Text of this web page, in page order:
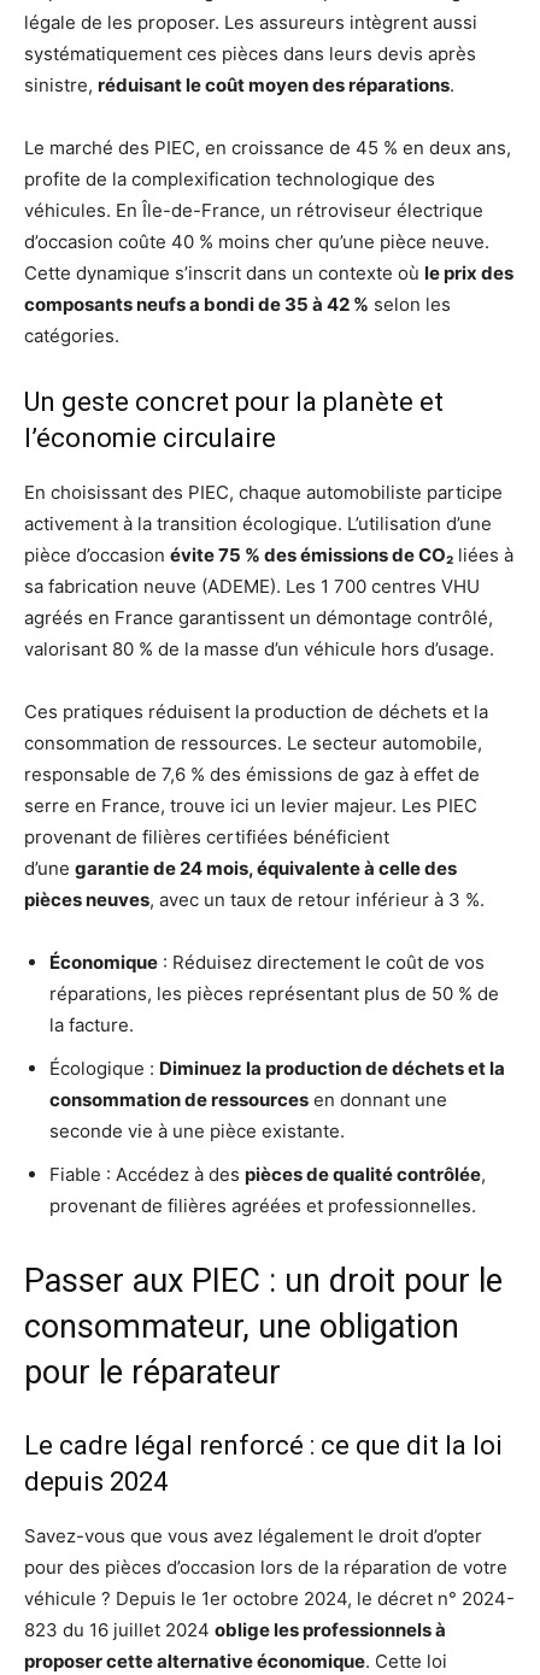
légale de les proposer. Les assureurs intègrent aussi
systématiquement ces pièces dans leurs devis après
sinistre, réduisant le coût moyen des réparations.
Le marché des PIEC, en croissance de 45 % en deux ans,
profite de la complexification technologique des
véhicules. En Île-de-France, un rétroviseur électrique
d’occasion coûte 40 % moins cher qu’une pièce neuve.
Cette dynamique s’inscrit dans un contexte où le prix des
composants neufs a bondi de 35 à 42 % selon les
catégories.
Un geste concret pour la planète et
l’économie circulaire
En choisissant des PIEC, chaque automobiliste participe
activement à la transition écologique. L’utilisation d’une
pièce d’occasion évite 75 % des émissions de CO₂ liées à
sa fabrication neuve (ADEME). Les 1 700 centres VHU
agréés en France garantissent un démontage contrôlé,
valorisant 80 % de la masse d’un véhicule hors d’usage.
Ces pratiques réduisent la production de déchets et la
consommation de ressources. Le secteur automobile,
responsable de 7,6 % des émissions de gaz à effet de
serre en France, trouve ici un levier majeur. Les PIEC
provenant de filières certifiées bénéficient
d’une garantie de 24 mois, équivalente à celle des
pièces neuves, avec un taux de retour inférieur à 3 %.
Économique : Réduisez directement le coût de vos
réparations, les pièces représentant plus de 50 % de
la facture.
Écologique : Diminuez la production de déchets et la
consommation de ressources en donnant une
seconde vie à une pièce existante.
Fiable : Accédez à des pièces de qualité contrôlée,
provenant de filières agréées et professionnelles.
Passer aux PIEC : un droit pour le
consommateur, une obligation
pour le réparateur
Le cadre légal renforcé : ce que dit la loi
depuis 2024
Savez-vous que vous avez légalement le droit d’opter
pour des pièces d’occasion lors de la réparation de votre
véhicule ? Depuis le 1er octobre 2024, le décret n° 2024-
823 du 16 juillet 2024 oblige les professionnels à
proposer cette alternative économique. Cette loi